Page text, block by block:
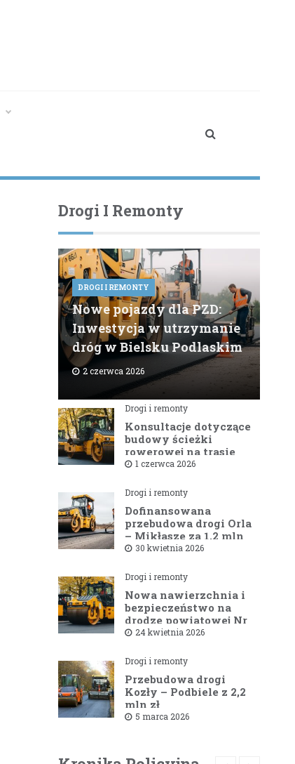
Drogi I Remonty
DROGI I REMONTY
Nowe pojazdy dla PZD:
Inwestycja w utrzymanie
dróg w Bielsku Podlaskim
2 czerwca 2026
Drogi i remonty
Konsultacje dotyczące
budowy ścieżki
rowerowej na trasie
Bielsk Podlaski —
1 czerwca 2026
Drogi i remonty
Dofinansowana
przebudowa drogi Orla
– Mikłasze za 1,2 mln
zł rusza w 2026 roku
30 kwietnia 2026
Drogi i remonty
Nowa nawierzchnia i
bezpieczeństwo na
drodze powiatowej Nr
1581B Kowale – Filipy
24 kwietnia 2026
Drogi i remonty
Przebudowa drogi
Kozły – Podbiele z 2,2
mln zł
dofinansowaniem od
5 marca 2026